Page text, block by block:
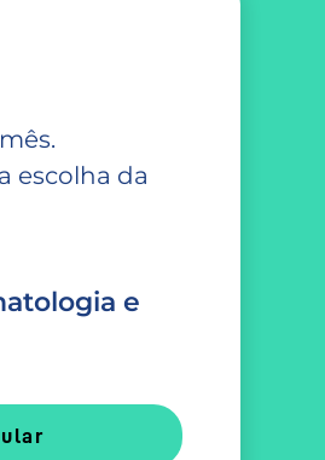
escolha da
e